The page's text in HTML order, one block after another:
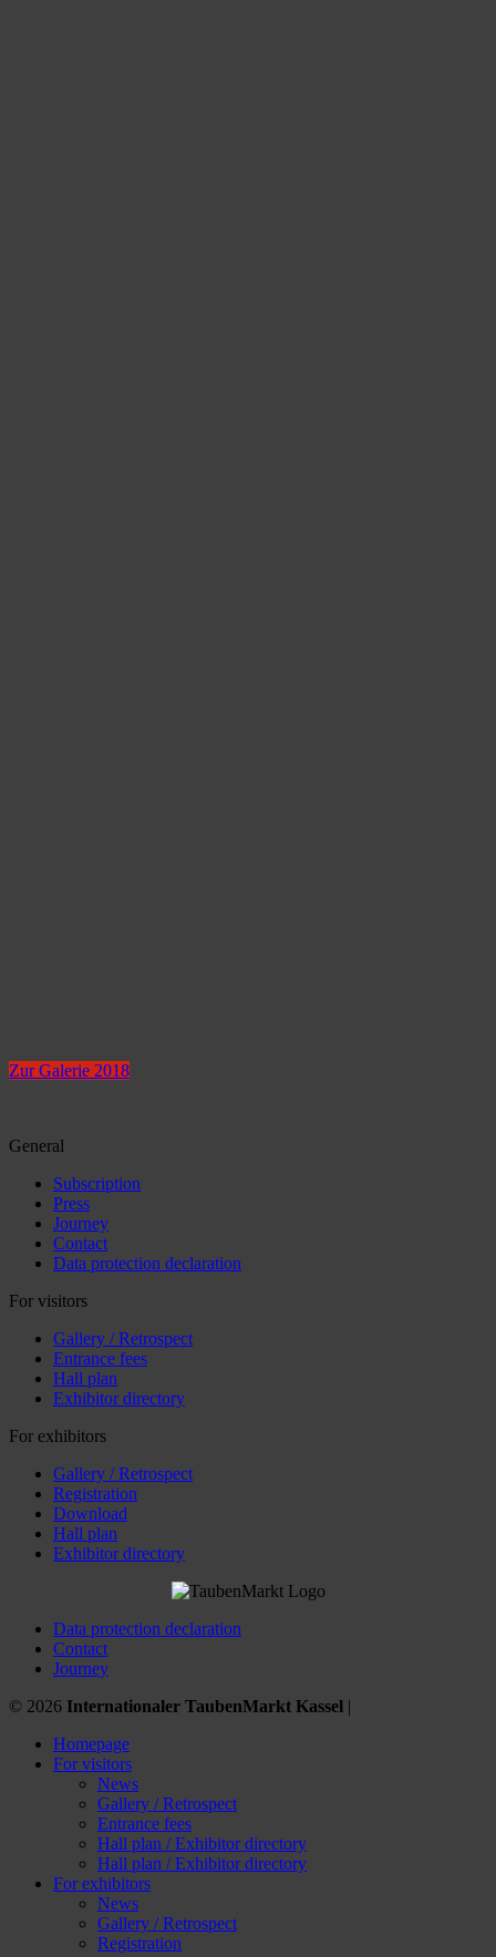
Zur Galerie 2018
General
Subscription
Press
Journey
Contact
Data protection declaration
For visitors
Gallery / Retrospect
Entrance fees
Hall plan
Exhibitor directory
For exhibitors
Gallery / Retrospect
Registration
Download
Hall plan
Exhibitor directory
Data protection declaration
Contact
Journey
© 2026 Internationaler TaubenMarkt Kassel |
Homepage
For visitors
News
Gallery / Retrospect
Entrance fees
Hall plan / Exhibitor directory
Hall plan / Exhibitor directory
For exhibitors
News
Gallery / Retrospect
Registration